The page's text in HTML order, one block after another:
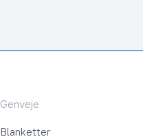
Genveje
Blanketter